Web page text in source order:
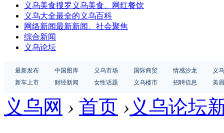
义乌美食搜罗义乌美食、网红餐饮
义乌大全最全的义乌百科
网络新闻最新新闻、社会聚焦
综合新闻
义乌论坛
最新发布 中国图库 义乌市场 国际商贸 情感沙龙
义
新车上市
财经新闻 女性话题 义乌楼市 招聘信息 美
义乌网 › 首页 › 义乌论坛